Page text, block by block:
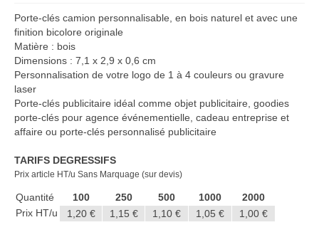
Cadeaux Mariage
Casquette publicitaire
Repositionnable
Chapeau publicitaire
Clé USB personnalisée
Éventail personnalisé
Gobelet réutilisable & Verre
Porte-clés camion personnalisable, en bois naturel et avec une
finition bicolore originale
Matière : bois
Dimensions : 7,1 x 2,9 x 0,6 cm
Personnalisation de votre logo de 1 à 4 couleurs ou gravure
laser
Porte-clés publicitaire idéal comme objet publicitaire, goodies
porte-clés pour agence événementielle, cadeau entreprise et
affaire ou porte-clés personnalisé publicitaire
TARIFS DEGRESSIFS
Prix article HT/u Sans Marquage (sur devis)
Quantité 100 250 500 1000
2000
Prix HT/u
1,20 € 1,15 € 1,10 € 1,05 € 1,00 €